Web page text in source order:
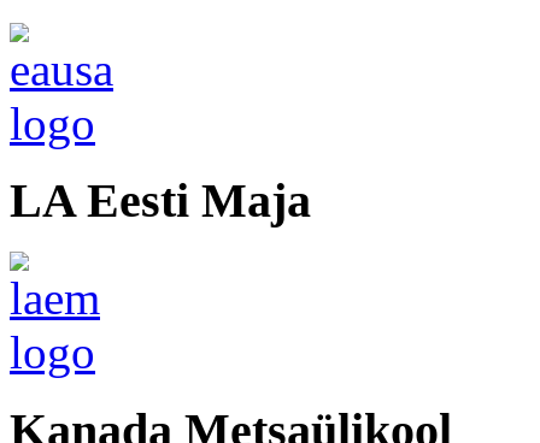
LA Eesti Maja
Kanada Metsaülikool